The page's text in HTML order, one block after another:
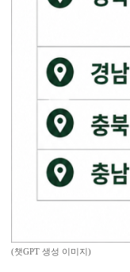
(챗GPT 생성 이미지)